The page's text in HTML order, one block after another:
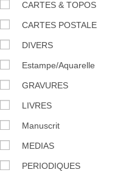
CARTES & TOPOS
CARTES POSTALE
DIVERS
Estampe/Aquarelle
GRAVURES
LIVRES
Manuscrit
MEDIAS
PERIODIQUES